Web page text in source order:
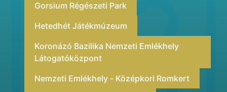
Gorsium Régészeti Park
Hetedhét Játékmúzeum
Koronázó Bazilika Nemzeti Emlékhely
Látogatóközpont
Nemzeti Emlékhely - Középkori Romkert